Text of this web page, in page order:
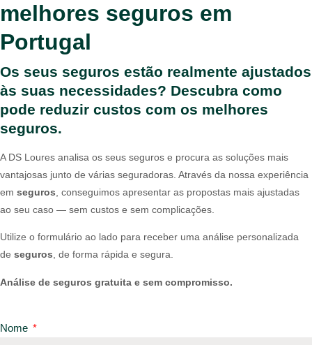
melhores seguros em
Portugal
Os seus seguros estão realmente ajustados
às suas necessidades? Descubra como
pode reduzir custos com os melhores
seguros.
A DS Loures analisa os seus seguros e procura as soluções mais
vantajosas junto de várias seguradoras. Através da nossa experiência
em seguros , conseguimos apresentar as propostas mais ajustadas
ao seu caso — sem custos e sem complicações.
Utilize o formulário ao lado para receber uma análise personalizada
de seguros, de forma rápida e segura.
Análise de seguros gratuita e sem compromisso.
Nome